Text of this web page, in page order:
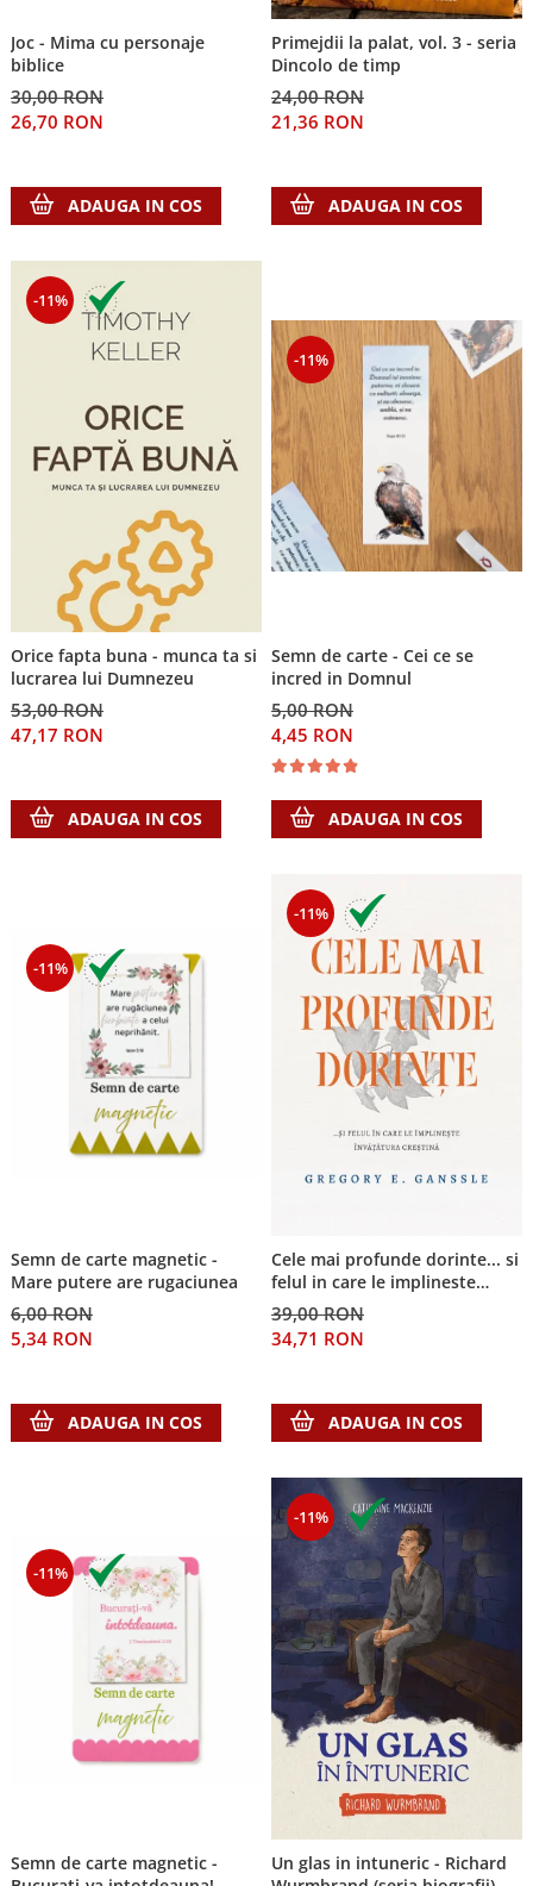
Joc - Mima cu personaje
biblice
30,00 RON
26,70 RON
ADAUGA IN COS
Primejdii la palat, vol. 3 - seria
Dincolo de timp
24,00 RON
21,36 RON
ADAUGA IN COS
-11%
Orice fapta buna - munca ta si
lucrarea lui Dumnezeu
53,00 RON
47,17 RON
ADAUGA IN COS
-11%
Semn de carte - Cei ce se
incred in Domnul
5,00 RON
4,45 RON
ADAUGA IN COS
-11%
Semn de carte magnetic -
Mare putere are rugaciunea
6,00 RON
5,34 RON
ADAUGA IN COS
-11%
Cele mai profunde dorinte... si
felul in care le implineste
invatatura crestina
39,00 RON
34,71 RON
ADAUGA IN COS
-11%
Semn de carte magnetic -
-11%
Un glas in intuneric - Richard